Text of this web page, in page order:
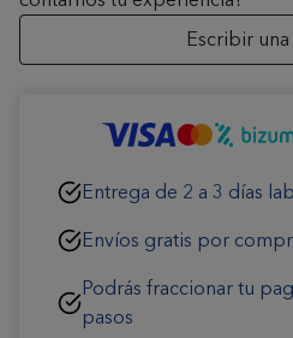
Escribir
Entrega de 2 a 3 días
Envíos gratis por
Podrás fraccionar tu
pasos